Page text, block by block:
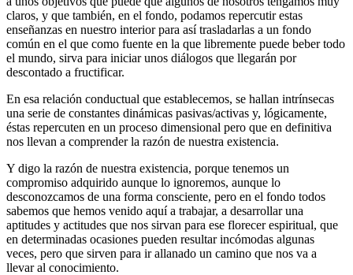
claros, y que también, en el fondo, podamos repercutir estas
enseñanzas en nuestro interior para así trasladarlas a un fondo
común en el que como fuente en la que libremente puede beber todo
el mundo, sirva para iniciar unos diálogos que llegarán por
descontado a fructificar.
En esa relación conductual que establecemos, se hallan intrínsecas
una serie de constantes dinámicas pasivas/activas y, lógicamente,
éstas repercuten en un proceso dimensional pero que en definitiva
nos llevan a comprender la razón de nuestra existencia.
Y digo la razón de nuestra existencia, porque tenemos un
compromiso adquirido aunque lo ignoremos, aunque lo
desconozcamos de una forma consciente, pero en el fondo todos
sabemos que hemos venido aquí a trabajar, a desarrollar una
aptitudes y actitudes que nos sirvan para ese florecer espiritual, que
en determinadas ocasiones pueden resultar incómodas algunas
veces, pero que sirven para ir allanado un camino que nos va a
llevar al conocimiento.